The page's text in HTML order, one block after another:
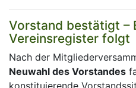
Vorstand bestätigt –
Vereinsregister folgt
Nach der
Neuwahl des Vorstandes